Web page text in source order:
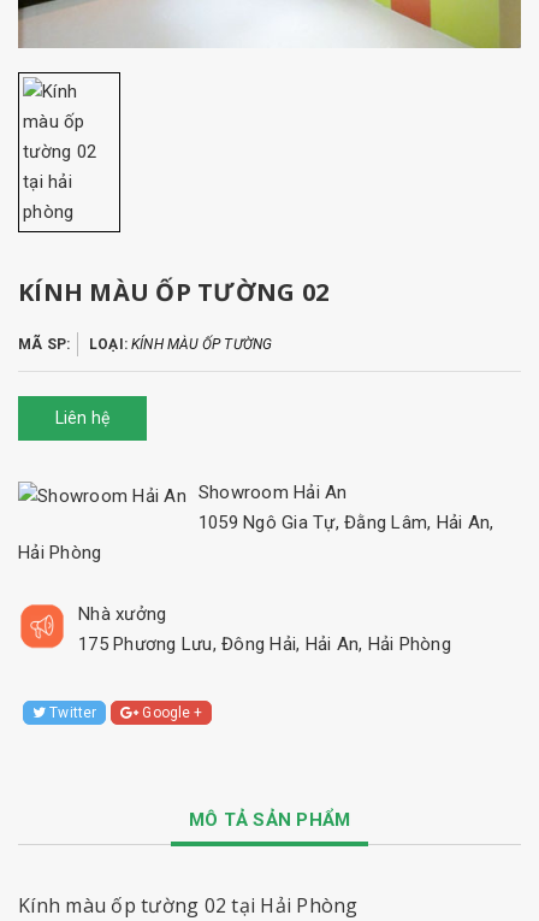
KÍNH MÀU ỐP TƯỜNG 02
MÃ SP: LOẠI:KÍNH MÀU ỐP TƯỜNG
Liên hệ
Showroom Hải An
1059 Ngô Gia Tự, Đằng Lâm, Hải An,
Hải Phòng
Nhà xưởng
175 Phương Lưu, Đông Hải, Hải An, Hải Phòng
Twitter Google +
MÔ TẢ SẢN PHẨM
Kính màu ốp tường 02 tại Hải Phòng